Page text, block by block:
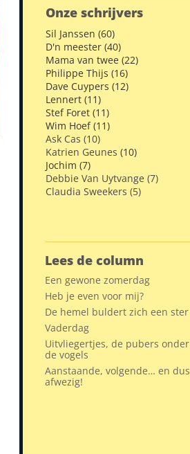
Onze schrijvers
Sil Janssen (60)
D'n meester (40)
Mama van twee (22)
Philippe Thijs (16)
Dave Cuypers (12)
Lennert (11)
Stef Foret (11)
Wim Hoef (11)
Ask Cas (10)
Katrien Geunes (10)
Jochim (7)
Debbie Van Uytvange (7)
Claudia Sweekers (5)
Lees de column
Een gewone zomerdag
Heb je even voor mij?
De hemel buldert zich een ster
Vaderdag
Uitvliegertjes, de pubers onder
de vogels
Aanstaande, volgende… en dus
afwezig!